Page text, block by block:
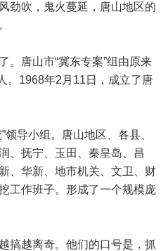
劲吹，鬼火蔓延，唐山地区的
。唐山市“冀东专案”组由原来
。1968年2月11日，成立了唐
领导小组。唐山地区、各县、
、抚宁、玉田、秦皇岛、昌
、华新、地市机关、文卫、财
工作班子。形成了一个规模庞
搞越离奇。他们的口号是，抓